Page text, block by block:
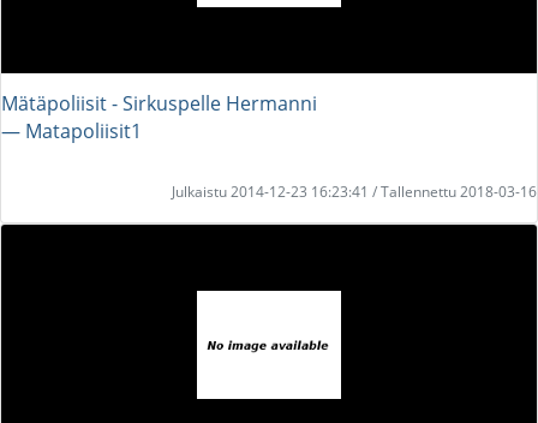
Mätäpoliisit - Sirkuspelle Hermanni
― Matapoliisit1
Julkaistu 2014-12-23 16:23:41 / Tallennettu 2018-03-16